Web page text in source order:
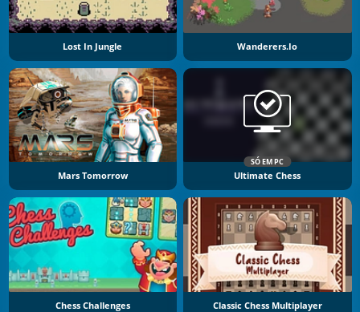
Lost In Jungle Wanderers.io
Mars Tomorrow
SÓ EM PC
Ultimate Chess
Chess Challenges Classic Chess Multiplayer